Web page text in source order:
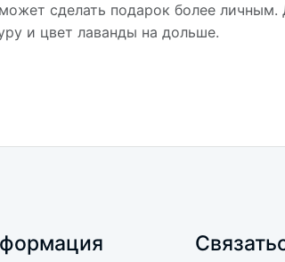
сделать подарок более личным.
и цвет лаванды на дольше.